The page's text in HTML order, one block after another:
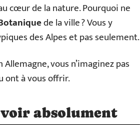
cœur de la nature. Pourquoi ne
de la ville ? Vous y
des Alpes et pas seulement.
vous n’imaginez pas
ont à vous offrir.
absolument